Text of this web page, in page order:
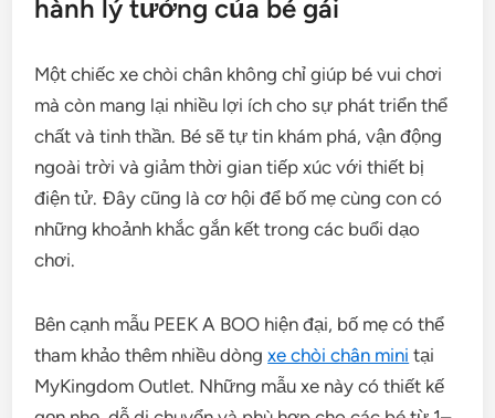
hành lý tưởng của bé gái
Một chiếc xe chòi chân không chỉ giúp bé vui chơi
mà còn mang lại nhiều lợi ích cho sự phát triển thể
chất và tinh thần. Bé sẽ tự tin khám phá, vận động
ngoài trời và giảm thời gian tiếp xúc với thiết bị
điện tử. Đây cũng là cơ hội để bố mẹ cùng con có
những khoảnh khắc gắn kết trong các buổi dạo
chơi.
Bên cạnh mẫu PEEK A BOO hiện đại, bố mẹ có thể
tham khảo thêm nhiều dòngxe chòi chân mini tại
MyKingdom Outlet. Những mẫu xe này có thiết kế